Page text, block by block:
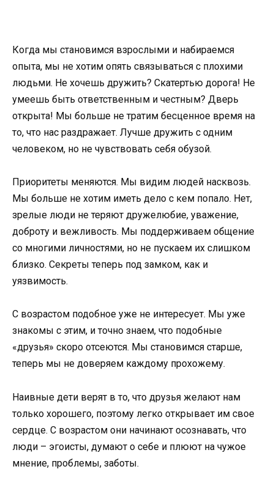
Когда мы становимся взрослыми и набираемся
опыта, мы не хотим опять связываться с плохими
людьми. Не хочешь дружить? Скатертью дорога! Не
умеешь быть ответственным и честным? Дверь
открыта! Мы больше не тратим бесценное время на
то, что нас раздражает. Лучше дружить с одним
человеком, но не чувствовать себя обузой.
Приоритеты меняются. Мы видим людей насквозь.
Мы больше не хотим иметь дело с кем попало. Нет,
зрелые люди не теряют дружелюбие, уважение,
доброту и вежливость. Мы поддерживаем общение
со многими личностями, но не пускаем их слишком
близко. Секреты теперь под замком, как и
уязвимость.
С возрастом подобное уже не интересует. Мы уже
знакомы с этим, и точно знаем, что подобные
«друзья» скоро отсеются. Мы становимся старше,
теперь мы не доверяем каждому прохожему.
Наивные дети верят в то, что друзья желают нам
только хорошего, поэтому легко открывает им свое
сердце. С возрастом они начинают осознавать, что
люди – эгоисты, думают о себе и плюют на чужое
мнение, проблемы, заботы.